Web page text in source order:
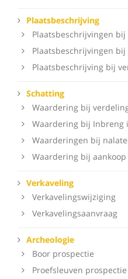
Plaatsbeschrijving
Plaatsbeschrijvingen
Plaatsbeschrijvingen
Plaatsbeschrijving bij
Schatting
Waardering bij
Waardering bij Inbreng
Waarderingen bij
Waardering bij aankoop
Verkaveling
Verkavelingswijziging
Verkavelingsaanvraag
Archeologie
Boor prospectie
Proefsleuven prospectie